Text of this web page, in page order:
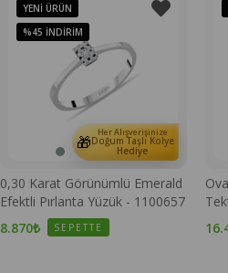
🎁 Her Alışverişinize
Doğum Taşlı Kolye
Hediye
0,30 Karat Görünümlü Emerald
Efektli Pırlanta Yüzük - 1100657
8.870₺
SEPETTE
YENI ÜRÜN
%45 İNDIRIM